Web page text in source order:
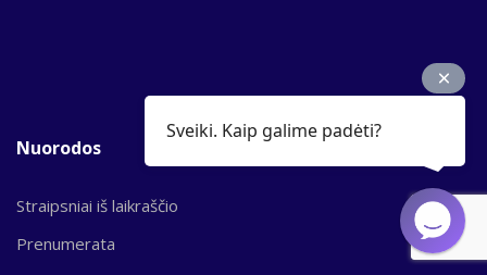
Nuorodos
Straipsniai iš laikraščio
Prenumerata
Sveiki. Kaip galime padėti?